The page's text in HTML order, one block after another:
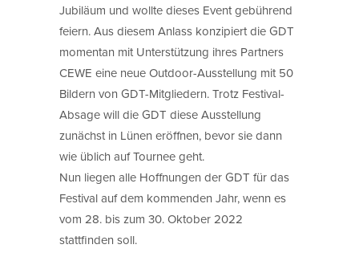
Jubiläum und wollte dieses Event gebührend
feiern. Aus diesem Anlass konzipiert die GDT
momentan mit Unterstützung ihres Partners
CEWE eine neue Outdoor-Ausstellung mit 50
Bildern von GDT-Mitgliedern. Trotz Festival-
Absage will die GDT diese Ausstellung
zunächst in Lünen eröffnen, bevor sie dann
wie üblich auf Tournee geht.
Nun liegen alle Hoffnungen der GDT für das
Festival auf dem kommenden Jahr, wenn es
vom 28. bis zum 30. Oktober 2022
stattfinden soll.